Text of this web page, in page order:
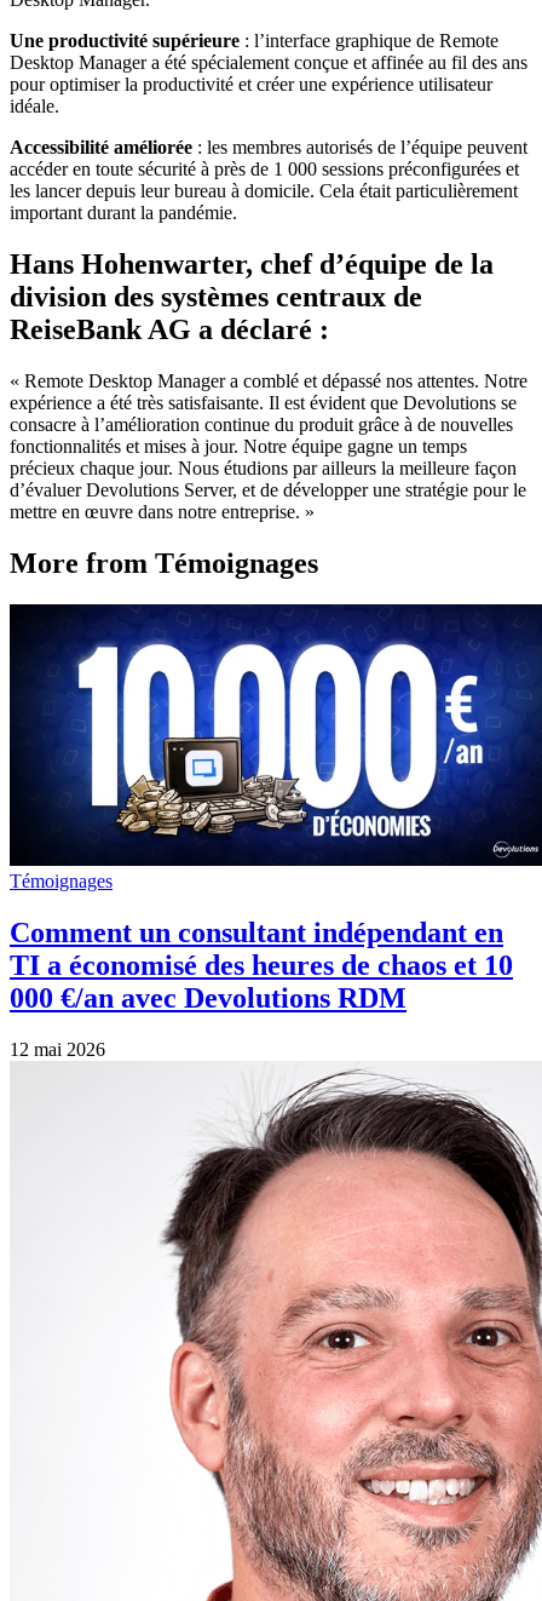
Une productivité supérieure : l’interface graphique de Remote
Desktop Manager a été spécialement conçue et affinée au fil des ans
pour optimiser la productivité et créer une expérience utilisateur
idéale.
Accessibilité améliorée : les membres autorisés de l’équipe peuvent
accéder en toute sécurité à près de 1 000 sessions préconfigurées et
les lancer depuis leur bureau à domicile. Cela était particulièrement
important durant la pandémie.
Hans Hohenwarter, chef d’équipe de la
division des systèmes centraux de
ReiseBank AG a déclaré :
« Remote Desktop Manager a comblé et dépassé nos attentes. Notre
expérience a été très satisfaisante. Il est évident que Devolutions se
consacre à l’amélioration continue du produit grâce à de nouvelles
fonctionnalités et mises à jour. Notre équipe gagne un temps
précieux chaque jour. Nous étudions par ailleurs la meilleure façon
d’évaluer Devolutions Server, et de développer une stratégie pour le
mettre en œuvre dans notre entreprise. »
More from Témoignages
Témoignages
Comment un consultant indépendant en
TI a économisé des heures de chaos et 10
000 €/an avec Devolutions RDM
12 mai 2026